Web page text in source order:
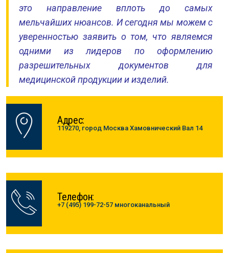
это направление вплоть до самых
мельчайших нюансов. И сегодня мы можем с
уверенностью заявить о том, что являемся
одними из лидеров по оформлению
разрешительных документов для
медицинской продукции и изделий.
Адрес:
119270, город Москва Хамовнический Вал 14
Телефон:
+7 (495) 199-72-57 многоканальный